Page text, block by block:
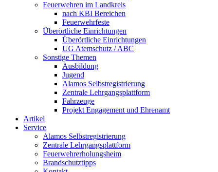
Feuerwehren im Landkreis
nach KBI Bereichen
Feuerwehrfeste
Überörtliche Einrichtungen
Überörtliche Einrichtungen
UG Atemschutz / ABC
Sonstige Themen
Ausbildung
Jugend
Alamos Selbstregistrierung
Zentrale Lehrgangsplattform
Fahrzeuge
Projekt Engagement und Ehrenamt
Artikel
Service
Alamos Selbstregistrierung
Zentrale Lehrgangsplattform
Feuerwehrerholungsheim
Brandschutztipps